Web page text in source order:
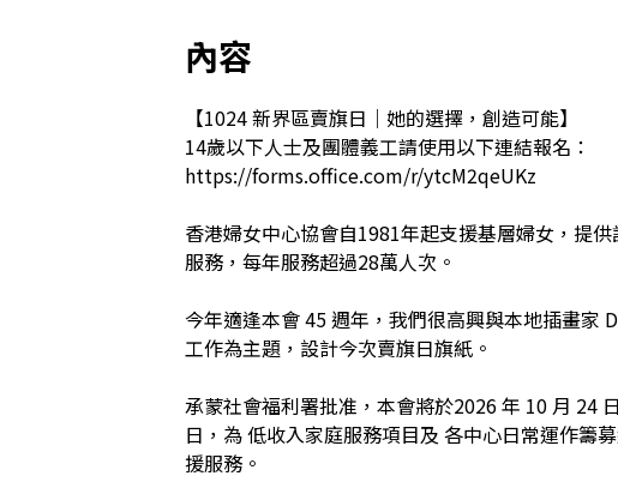
內容
【1024 新界區賣旗日｜她的選擇，創造可能】
14歲以下人士及團體義工請使用以下連結報名：
https://forms.office.com/r/ytcM2qeUKz
香港婦女中心協會自1981年起支援基層婦女，提
服務，每年服務超過28萬人次。
今年適逢本會 45 週年，我們很高興與本地插畫家
工作為主題，設計今次賣旗日旗紙。
承蒙社會福利署批准，本會將於2026 年 10 月 24
日，為 低收入家庭服務項目及 各中心日常運作籌
援服務。